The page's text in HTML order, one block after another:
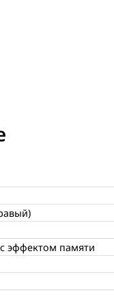
эффектом памяти